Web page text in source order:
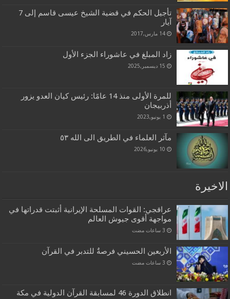
تأجيل الحكم في قضية الشيخ عيسى قاسم إلى 7
آيار
14 مارس,2017
زاد المبلغ في عاشوراء الجزء الأول
15 ديسمبر,2025
للمرة الأولى منذ 14 عامًا: رئيس كيان العدو يزور
أذربيجان
1 يونيو,2023
مآثر العلماء في الطريق الى الله ٥٣
10 يونيو,2026
الاخيرة
عراقجي: القوات المسلحة الإيرانية أثبتت قدراتها في
مواجهة أقوى جيوش العالم
الأربعين الحسيني فرصةٌ للتدبر في القرآن
انطلاق الدورة 46 لمسابقة القرآن الدولية في مكة